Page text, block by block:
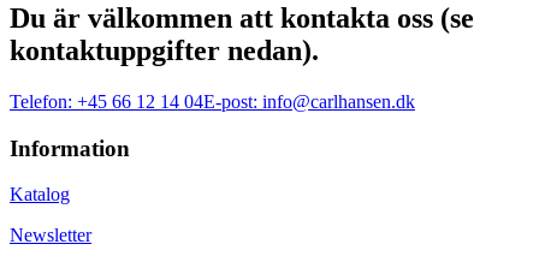
Du är välkommen att kontakta oss (se
kontaktuppgifter nedan).
Telefon: +45 66 12 14 04E-post: info@carlhansen.dk
Information
Katalog
Newsletter